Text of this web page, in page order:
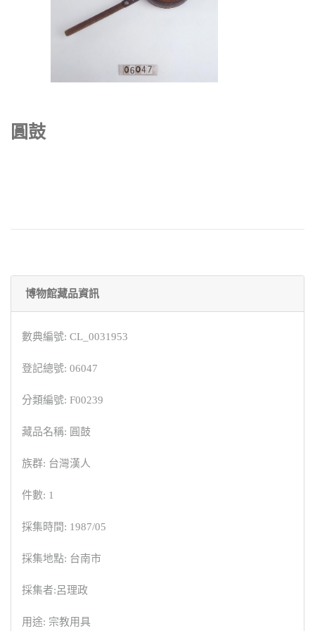
圓鼓
博物館藏品資訊
數典編號: CL_0031953
登記總號: 06047
分類編號: F00239
藏品名稱: 圓鼓
族群: 台灣漢人
件數: 1
採集時間: 1987/05
採集地點: 台南市
採集者:呂理政
用途: 宗教用具